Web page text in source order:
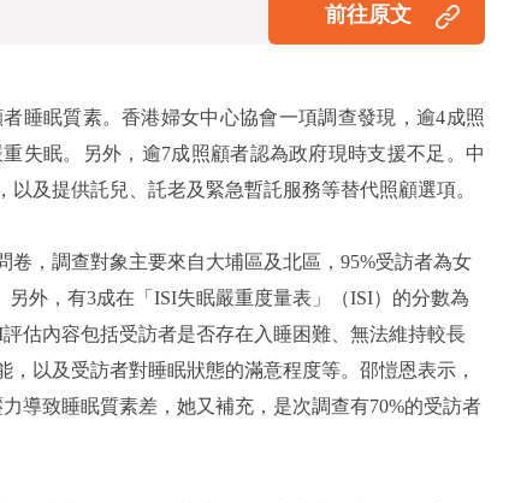
前往原文
睡眠質素。香港婦女中心協會一項調查發現，逾4成照
失眠。另外，逾7成照顧者認為政府現時支援不足。中
及提供託兒、託老及緊急暫託服務等替代照顧選項。
卷，調查對象主要來自大埔區及北區，95%受訪者為女
外，有3成在「ISI失眠嚴重度量表」（ISI）的分數為
估內容包括受訪者是否存在入睡困難、無法維持較長
以及受訪者對睡眠狀態的滿意程度等。邵愷恩表示，
導致睡眠質素差，她又補充，是次調查有70%的受訪者